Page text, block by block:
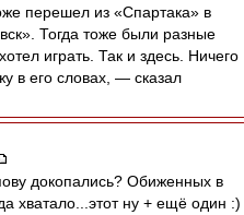
перешел из «Спартака» в
Тогда тоже были разные
играть. Так и здесь. Ничего
в его словах, — сказал
докопались? Обиженных в
хватало...этот ну + ещё один :)